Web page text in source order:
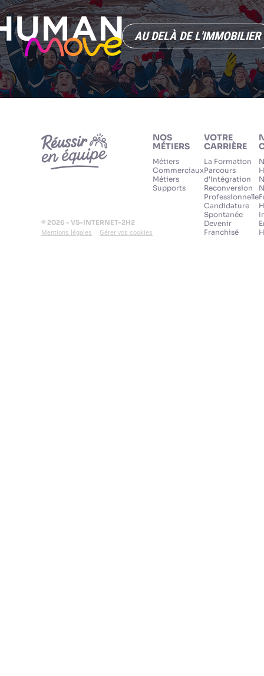
AU DELÀ DE L'IMMOBILIER
© 2026 - VS-INTERNET-2H2
Mentions légales Gérer vos cookies
NOS
MÉTIERS
Métiers
Commerciaux
Métiers
Supports
VOTRE
CARRIÈRE
La Formation
Parcours
d'Intégration
Reconversion
Professionnelle
Candidature
Spontanée
Devenir
Franchisé